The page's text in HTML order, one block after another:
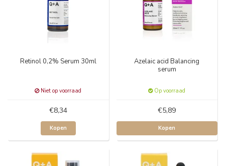
Retinol 0,2% Serum 30ml
Niet op voorraad
€8,34
Kopen
Azelaic acid Balancing
serum
Op voorraad
€5,89
Kopen